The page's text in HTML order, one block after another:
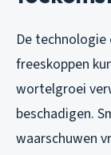
De
freeskoppen
wortelgroei
beschadigen.
waarschuwen